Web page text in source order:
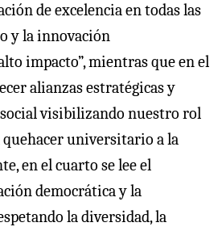
de excelencia en todas las
y la innovación
impacto”, mientras que en el
alianzas estratégicas y
visibilizando nuestro rol
universitario a la
en el cuarto se lee el
democrática y la
la diversidad, la